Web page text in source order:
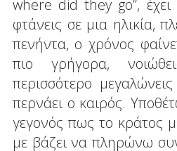
where did they go”,
φτάνεις σε μια ηλικία,
πενήντα, ο χρόνος
πιο γρήγορα,
περισσότερο
περνάει ο καιρός.
γεγονός πως το κράτος
με βάζει να πληρώνω